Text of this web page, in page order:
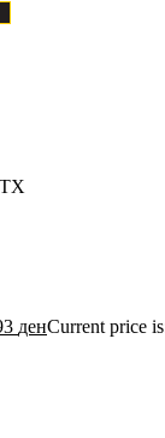
денCurrent price